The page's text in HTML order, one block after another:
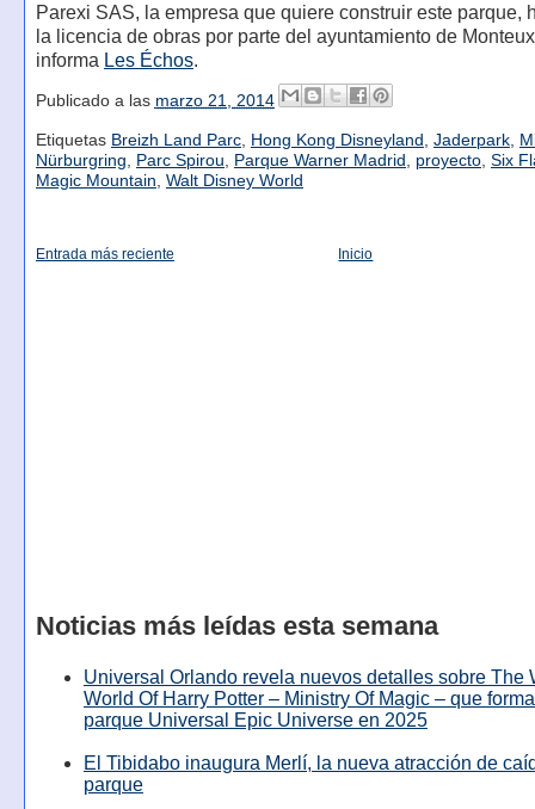
Parexi SAS, la empresa que quiere construir este parque,
la licencia de obras por parte del ayuntamiento de
informa Les Échos.
Publicado a las marzo 21, 2014
Etiquetas Breizh Land Parc, Hong Kong Disneyland , Jaderpark,
Nürburgring, Parc Spirou, Parque Warner Madrid , proyecto, Six
Magic Mountain, Walt Disney World
Entrada más reciente Inicio
Noticias más leídas esta semana
Universal Orlando revela nuevos detalles sobre The
World Of Harry Potter – Ministry Of Magic – que
parque Universal Epic Universe en 2025
El Tibidabo inaugura Merlí, la nueva atracción de
parque